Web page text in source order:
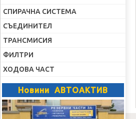
СПИРАЧНА СИСТЕМА
СЪЕДИНИТЕЛ
ТРАНСМИСИЯ
ФИЛТРИ
ХОДОВА ЧАСТ
Новини АВТОАКТИВ